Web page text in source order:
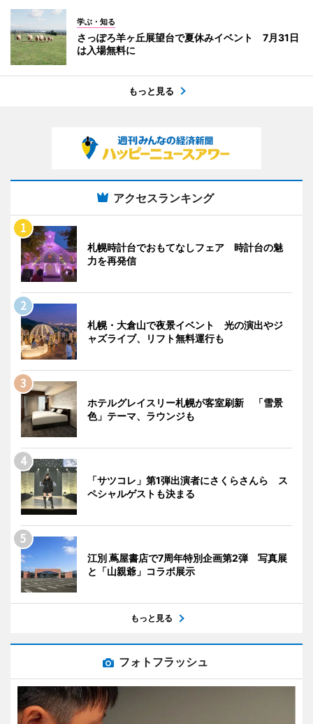
学ぶ・知る
さっぽろ羊ヶ丘展望台で夏休みイベント 7月31日
は入場無料に
もっと見る
アクセスランキング
札幌時計台でおもてなしフェア 時計台の魅
力を再発信
札幌・大倉山で夜景イベント 光の演出やジ
ャズライブ、リフト無料運行も
ホテルグレイスリー札幌が客室刷新 「雪景
色」テーマ、ラウンジも
「サツコレ」第1弾出演者にさくらさんら ス
ペシャルゲストも決まる
江別 蔦屋書店で7周年特別企画第2弾 写真展
と「山親爺」コラボ展示
もっと見る
フォトフラッシュ